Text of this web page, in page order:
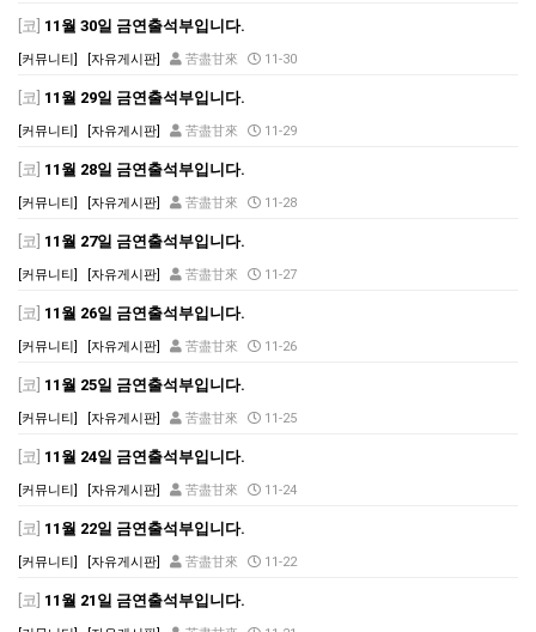
[코] 11월 30일 금연출석부입니다.
[커뮤니티] [자유게시판] 苦盡甘來 11-30
[코] 11월 29일 금연출석부입니다.
[커뮤니티] [자유게시판] 苦盡甘來 11-29
[코] 11월 28일 금연출석부입니다.
[커뮤니티] [자유게시판] 苦盡甘來 11-28
[코] 11월 27일 금연출석부입니다.
[커뮤니티] [자유게시판] 苦盡甘來 11-27
[코] 11월 26일 금연출석부입니다.
[커뮤니티] [자유게시판] 苦盡甘來 11-26
[코] 11월 25일 금연출석부입니다.
[커뮤니티] [자유게시판] 苦盡甘來 11-25
[코] 11월 24일 금연출석부입니다.
[커뮤니티] [자유게시판] 苦盡甘來 11-24
[코] 11월 22일 금연출석부입니다.
[커뮤니티] [자유게시판] 苦盡甘來 11-22
[코] 11월 21일 금연출석부입니다.